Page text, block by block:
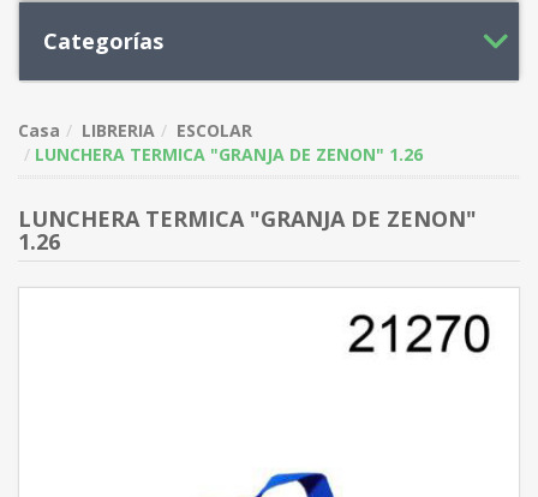
Categorías
Casa LIBRERIA
ESCOLAR
LUNCHERA TERMICA "GRANJA DE ZENON" 1.26
LUNCHERA TERMICA "GRANJA DE ZENON"
1.26